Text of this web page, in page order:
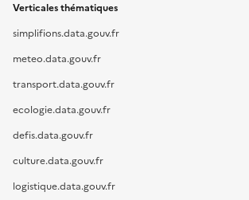
Verticales thématiques
simplifions.data.gouv.fr
meteo.data.gouv.fr
transport.data.gouv.fr
ecologie.data.gouv.fr
defis.data.gouv.fr
culture.data.gouv.fr
logistique.data.gouv.fr